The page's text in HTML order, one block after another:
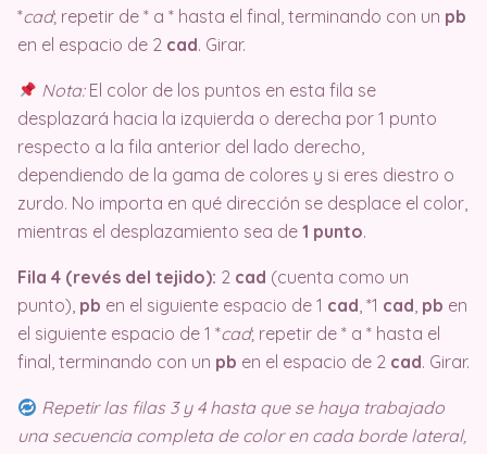
*cad; repetir de * a * hasta el final, terminando con un pb
en el espacio de 2 cad. Girar.
Nota:El color de los puntos en esta fila se
desplazará hacia la izquierda o derecha por 1 punto
respecto a la fila anterior del lado derecho,
dependiendo de la gama de colores y si eres diestro o
zurdo. No importa en qué dirección se desplace el color,
mientras el desplazamiento sea de 1 punto.
Fila 4 (revés del tejido): 2 cad (cuenta como un
punto), pb en el siguiente espacio de 1 cad, *1 cad, pb en
el siguiente espacio de 1 *cad; repetir de * a * hasta el
final, terminando con un pb en el espacio de 2 cad. Girar.
Repetir las filas 3 y 4 hasta que se haya trabajado
una secuencia completa de color en cada borde lateral,